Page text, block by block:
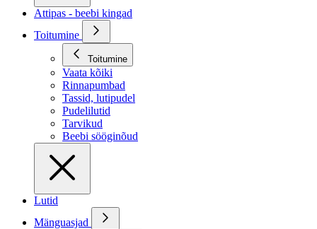
Attipas - beebi kingad
Toitumine
Toitumine
Vaata kõiki
Rinnapumbad
Tassid, lutipudel
Pudelilutid
Tarvikud
Beebi sööginõud
Lutid
Mänguasjad